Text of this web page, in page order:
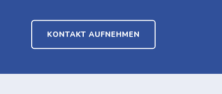
KONTAKT AUFNEHMEN